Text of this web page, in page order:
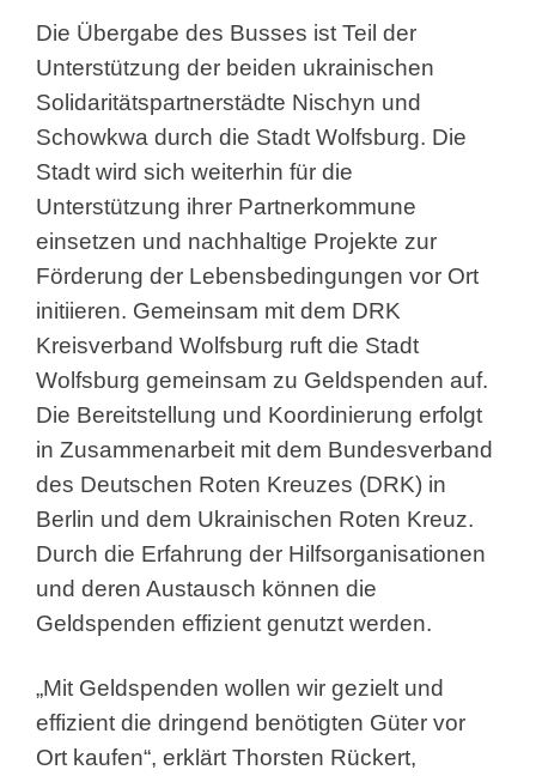
Die Übergabe des Busses ist Teil der
Unterstützung der beiden ukrainischen
Solidaritätspartnerstädte Nischyn und
Schowkwa durch die Stadt Wolfsburg. Die
Stadt wird sich weiterhin für die
Unterstützung ihrer Partnerkommune
einsetzen und nachhaltige Projekte zur
Förderung der Lebensbedingungen vor Ort
initiieren. Gemeinsam mit dem DRK
Kreisverband Wolfsburg ruft die Stadt
Wolfsburg gemeinsam zu Geldspenden auf.
Die Bereitstellung und Koordinierung erfolgt
in Zusammenarbeit mit dem Bundesverband
des Deutschen Roten Kreuzes (DRK) in
Berlin und dem Ukrainischen Roten Kreuz.
Durch die Erfahrung der Hilfsorganisationen
und deren Austausch können die
Geldspenden effizient genutzt werden.
„Mit Geldspenden wollen wir gezielt und
effizient die dringend benötigten Güter vor
Ort kaufen“, erklärt Thorsten Rückert,